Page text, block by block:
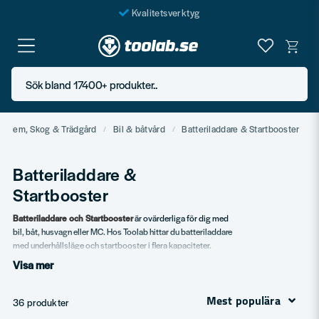
Kvalitetsverktyg
Fraktfritt över 999 SEK*
En järnhandel för alla
Butik i Göteborg
Sök bland 17400+ produkter..
Hem, Skog & Trädgård Bil & båtvård Batteriladdare & Startbooster
Batteriladdare &
Startbooster
Batteriladdare och Startboosterär ovärderliga för dig med
bil, båt, husvagn eller MC. Hos Toolab hittar du batteriladdare
med underhållsläge och startbooster i flera kapaciteter.
Vårt sortiment
Startboosters för start vid urladdat batteri.
Visa mer
36 produkter Mest populära